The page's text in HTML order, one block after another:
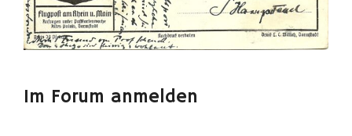
Im Forum anmelden